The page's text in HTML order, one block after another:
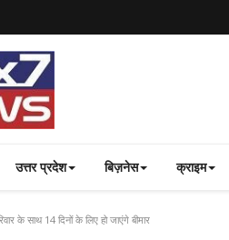
उत्तर प्रदेश बिज़नेस क्राइम
के साथ 14 दिनों के लिए हो जाएंगे बीमार